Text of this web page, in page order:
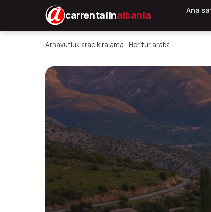
carrentalinalbania Ana
Arnavutluk arac kiralama Her tur araba